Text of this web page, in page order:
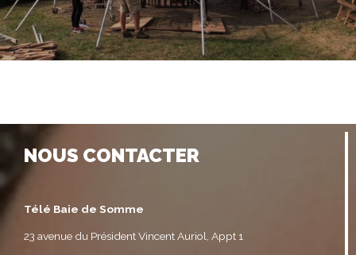
NOUS CONTACTER
Télé Baie de Somme
23 avenue du Président Vincent Auriol, Appt 1